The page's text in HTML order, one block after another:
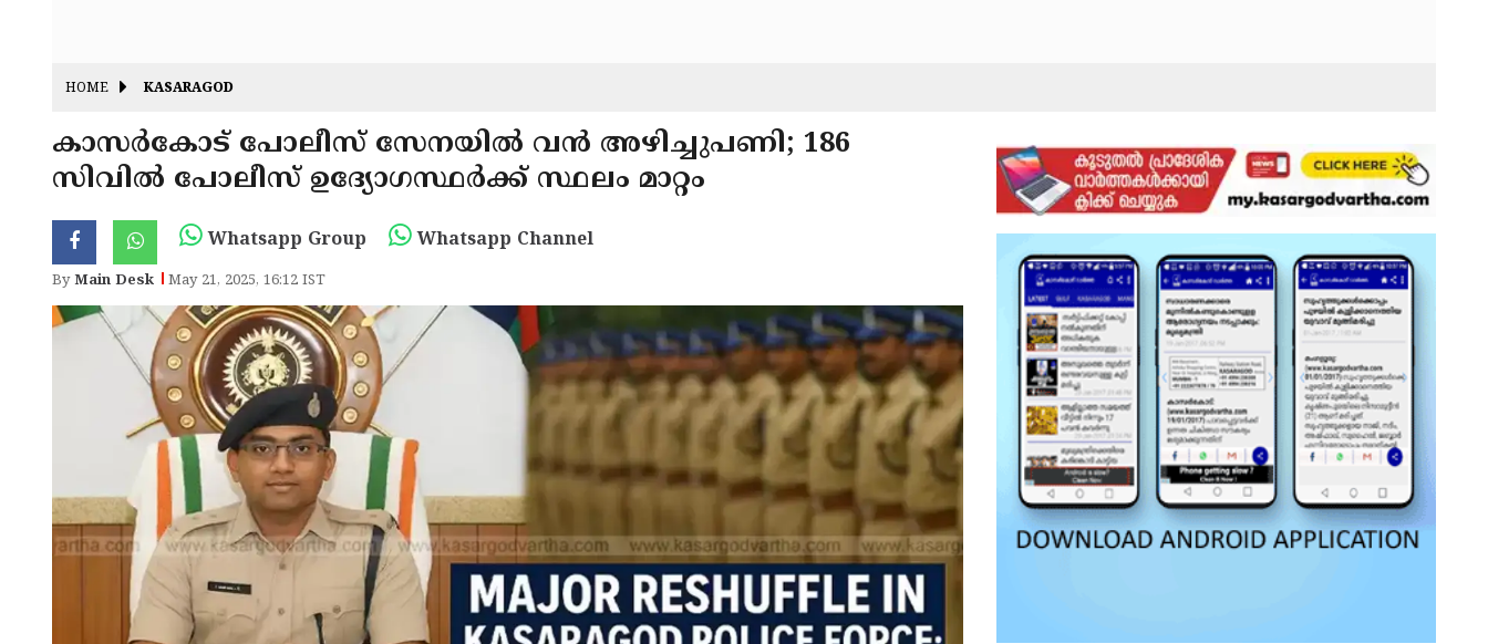
HOME KASARAGOD
കാസർകോട് പോലീസ് സേനയിൽ വൻ അഴിച്ചുപണി; 186
സിവിൽ പോലീസ് ഉദ്യോഗസ്ഥർക്ക് സ്ഥലം മാറ്റം
Whatsapp Group Whatsapp Channel
ByMain Desk May 21, 2025, 16:12 IST